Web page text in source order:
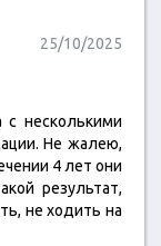
25/10/2025
несколькими
Не жалею,
4 лет они
результат,
не ходить на